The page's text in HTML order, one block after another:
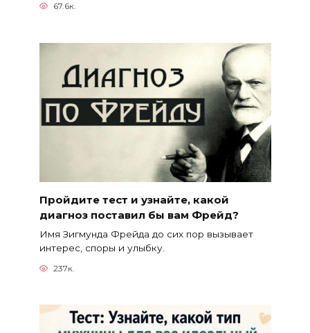
67.6к.
Пройдите тест и узнайте, какой
диагноз поставил бы вам Фрейд?
Имя Зигмунда Фрейда до сих пор вызывает
интерес, споры и улыбку.
237к.